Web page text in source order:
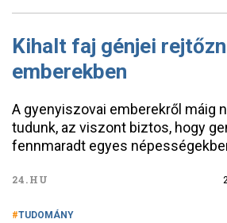
Kihalt faj génjei
emberekben
A gyenyiszovai emberekről máig
tudunk, az viszont biztos, hogy
fennmaradt egyes
24.HU
TUDOMÁNY